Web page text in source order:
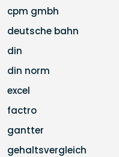
cpm gmbh
deutsche bahn
din
din norm
excel
factro
gantter
gehaltsvergleich